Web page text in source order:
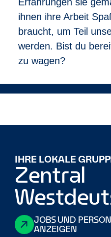
Auch wenn du aus
Auto fahren kannst,
Lösung.
ihnen ihre Arbeit
braucht, um Teil
werden. Bist du
zu wagen?
IHRE LOKALE
Zentral
JOBS UND
ANZEIGEN